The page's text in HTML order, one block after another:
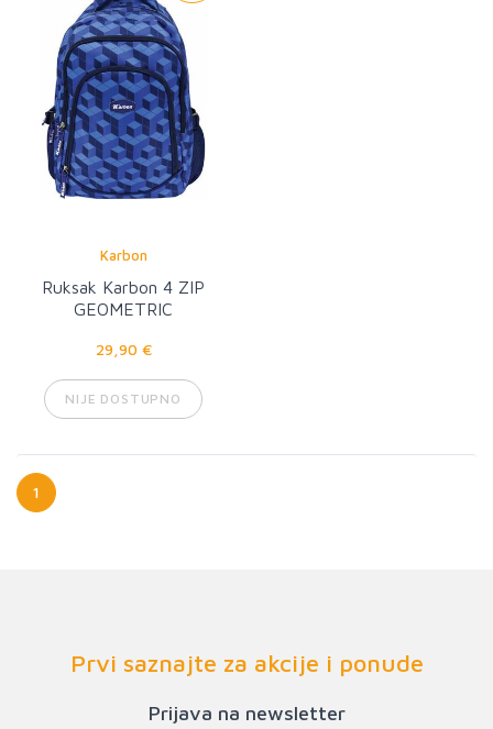
Karbon
Ruksak Karbon 4 ZIP
GEOMETRIC
29,90 €
NIJE DOSTUPNO
1
Prvi saznajte za akcije i ponude
Prijava na newsletter